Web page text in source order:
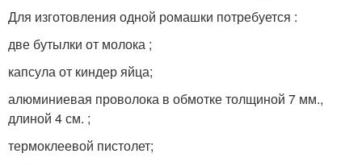
Для изготовления одной ромашки потребуется :
две бутылки от молока ;
капсула от киндер яйца;
алюминиевая проволока в обмотке толщиной 7 мм.,
длиной 4 см. ;
термоклеевой пистолет;